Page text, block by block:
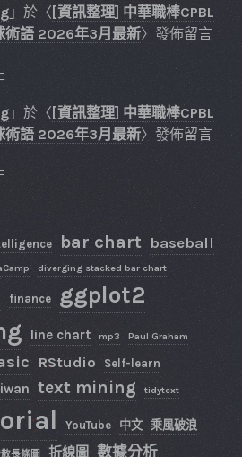
」於〈 [資訊整理] 中華職棒CPBL
術語 2026年3月最新〉發佈留言
」於〈 [資訊整理] 中華職棒CPBL
術語 2026年3月最新〉發佈留言
bar chart baseball
diverging stacked bar chart
finance ggplot2
line chart mp3 Paul Graham
RStudio Self-learn
text mining tidytext
YouTube 中文 乘風破浪
長條圖 折線圖 數據分析